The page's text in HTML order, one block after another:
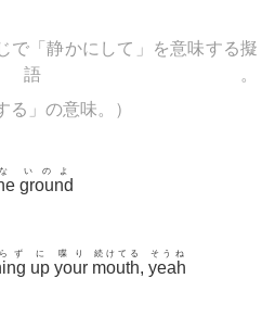
で「静かにして」を意味する擬
。
る」の意味。）
な
ground
いのよ
ず
up
に
your
喋り
mouth
続けてる
, yeah
そうね